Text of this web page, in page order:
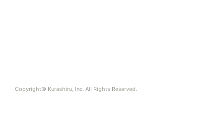
Copyright© Kurashiru, Inc. All Rights Reserved.